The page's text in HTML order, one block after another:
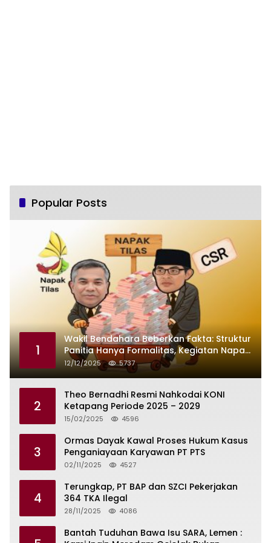
Popular Posts
1
Wakil Bendahara Beberkan Fakta: Struktur
Panitia Hanya Formalitas, Kegiatan Napak
Tilas Dikendalikan Martin dan Kamboja
12/12/2025 5737
2
Theo Bernadhi Resmi Nahkodai KONI
Ketapang Periode 2025 – 2029
15/02/2025 4596
3
Ormas Dayak Kawal Proses Hukum Kasus
Penganiayaan Karyawan PT PTS
02/11/2025 4527
4
Terungkap, PT BAP dan SZCI Pekerjakan
364 TKA Ilegal
28/11/2025 4086
Bantah Tuduhan Bawa Isu SARA, Lemen :